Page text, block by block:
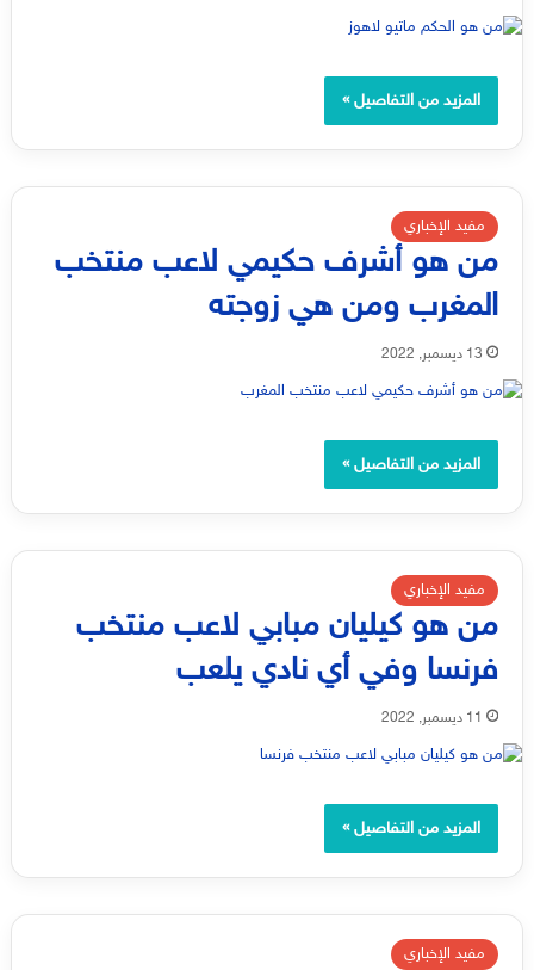
المزيد من التفاصيل »
مفيد الإخباري
من هو أشرف حكيمي لاعب منتخب
المغرب ومن هي زوجته
13 ديسمبر, 2022
المزيد من التفاصيل »
مفيد الإخباري
من هو كيليان مبابي لاعب منتخب
فرنسا وفي أي نادي يلعب
11 ديسمبر, 2022
المزيد من التفاصيل »
مفيد الإخباري